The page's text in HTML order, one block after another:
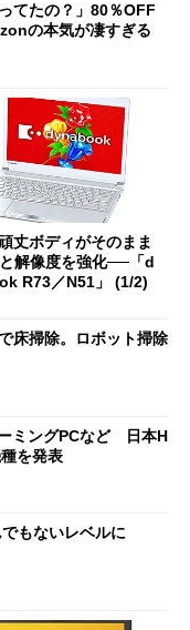
てたの？」80％OFF
の本気が凄すぎる
丈ボディがそのまま
解像度を強化──「d
R73／N51」 (1/2)
床掃除。ロボット掃除
ミングPCなど 日本H
を発表
もないレベルに